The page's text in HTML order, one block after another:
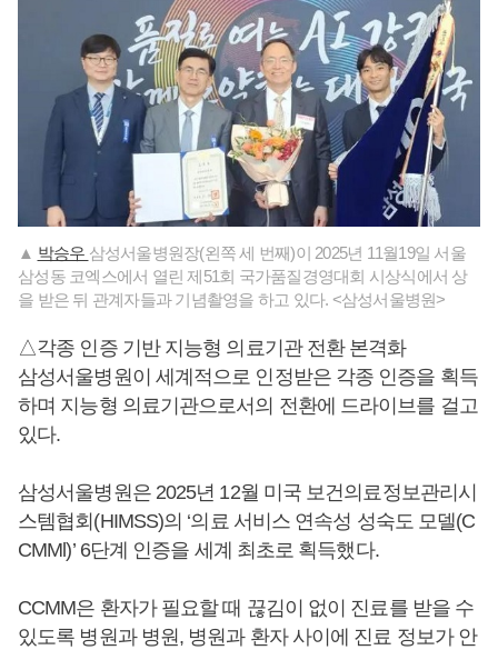
▲ 박승우 삼성서울병원장(왼쪽 세 번째)이 2025년 11월19일 서울
삼성동 코엑스에서 열린 제51회 국가품질경영대회 시상식에서 상
을 받은 뒤 관계자들과 기념촬영을 하고 있다. <삼성서울병원>
△각종 인증 기반 지능형 의료기관 전환 본격화
삼성서울병원이 세계적으로 인정받은 각종 인증을 획득
하며 지능형 의료기관으로서의 전환에 드라이브를 걸고
있다.
삼성서울병원은 2025년 12월 미국 보건의료정보관리시
스템협회(HIMSS)의 ‘의료 서비스 연속성 성숙도 모델(C
CMMl)’ 6단계 인증을 세계 최초로 획득했다.
CCMM은 환자가 필요할 때 끊김이 없이 진료를 받을 수
있도록 병원과 병원, 병원과 환자 사이에 진료 정보가 안